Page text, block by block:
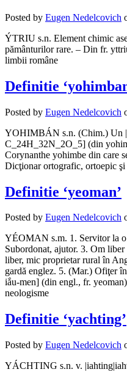
Posted by Eugen Nedelcovich
ÝTRIU s.n. Element chimic
pământurilor rare. – Din fr.
limbii române
Definitie
Posted by Eugen Nedelcovich
YOHIMBÁN s.n. (Chim.) Un
C_24H_32N_2O_5] (din
Corynanthe yohimbe din care
Dicţionar ortografic, ortoepic
Definitie ‘yeoman’
Posted by Eugen Nedelcovich
YÉOMAN s.m. 1. Servitor la o
Subordonat, ajutor. 3. Om
liber, mic proprietar rural în
gardă englez. 5. (Mar.) Ofiţer
iắu-men] (din engl., fr.
neologisme
Definitie ‘yachting’
Posted by Eugen Nedelcovich
YÁCHTING s.n. v.